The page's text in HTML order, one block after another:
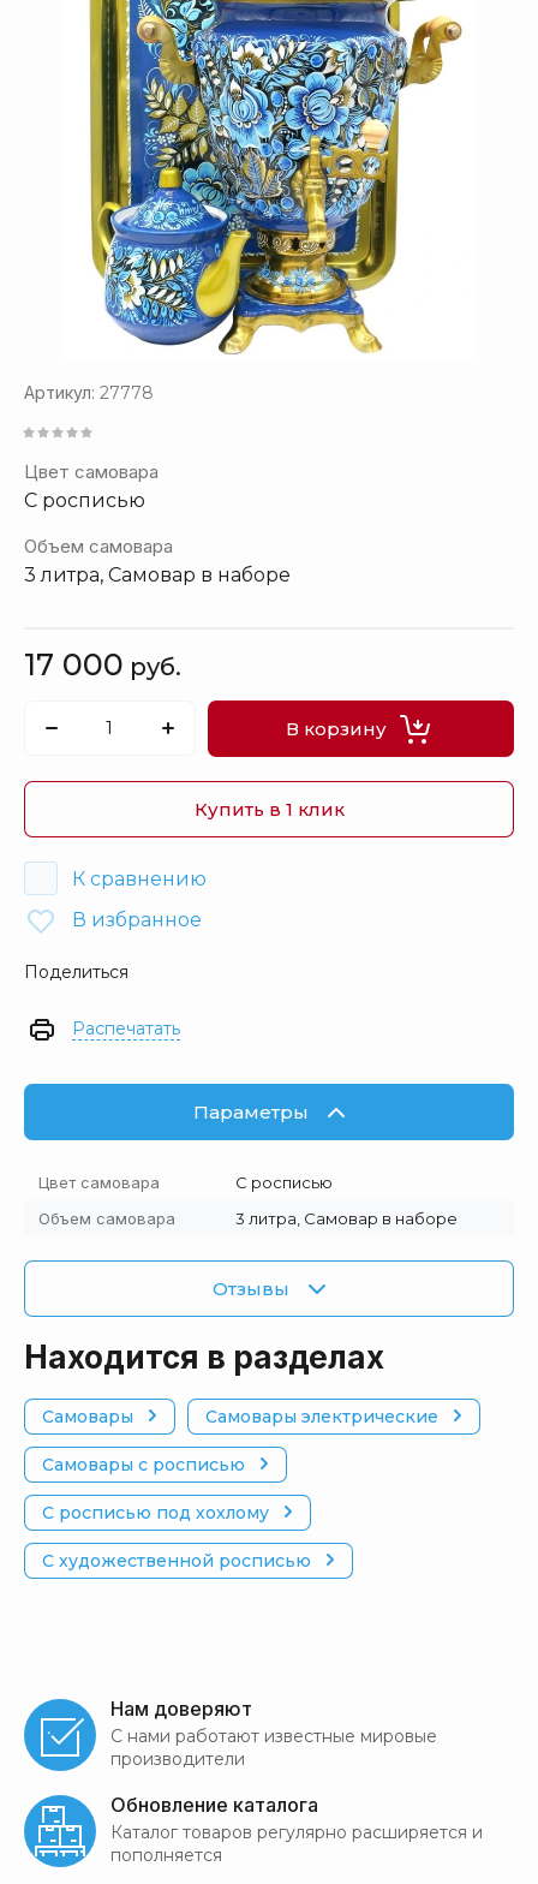
Артикул: 27778
Цвет самовара
С росписью
Объем самовара
3 литра, Самовар в наборе
17 000 руб.
В корзину
Купить в 1 клик
К сравнению
В избранное
Поделиться
Распечатать
Параметры
Цвет самовара
С росписью
Объем самовара
3 литра, Самовар в наборе
Отзывы
Находится в разделах
Самовары Самовары электрические
Самовары с росписью
С росписью под хохлому
С художественной росписью
Нам доверяют
С нами работают известные мировые
производители
Обновление каталога
Каталог товаров регулярно расширяется и
пополняется